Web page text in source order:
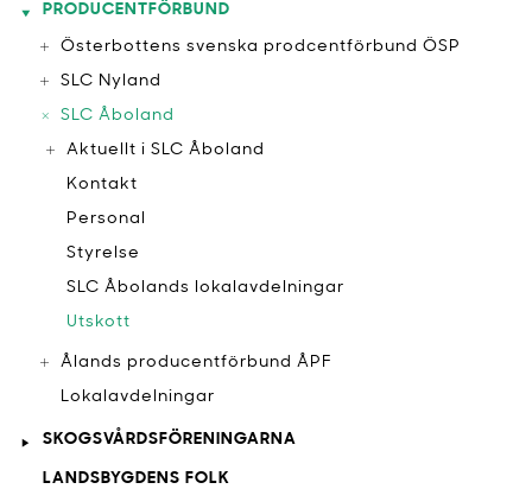
PRODUCENTFÖRBUND
Österbottens svenska prodcentförbund ÖSP
SLC Nyland
SLC Åboland
Aktuellt i SLC Åboland
Kontakt
Personal
Styrelse
SLC Åbolands lokalavdelningar
Utskott
Ålands producentförbund ÅPF
Lokalavdelningar
SKOGSVÅRDSFÖRENINGARNA
LANDSBYGDENS FOLK